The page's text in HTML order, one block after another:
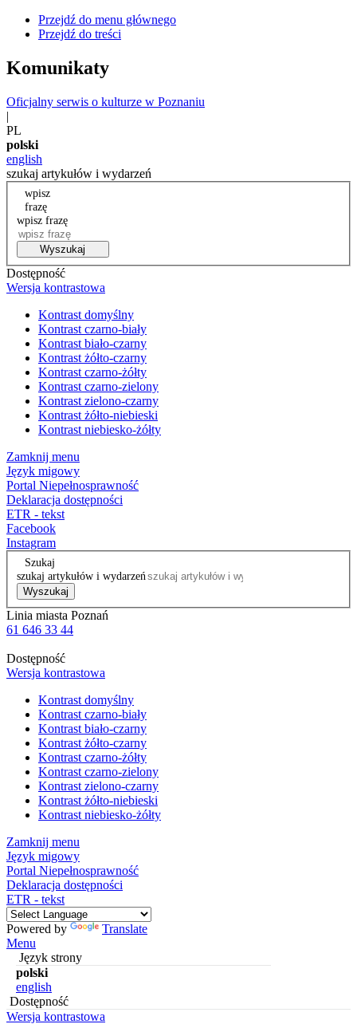
Przejdź do menu głównego
Przejdź do treści
Komunikaty
Oficjalny serwis o kulturze w Poznaniu
|
PL
polski
english
szukaj artykułów i wydarzeń
wpisz
frazę
wpisz frazę
Wyszukaj
Dostępność
Wersja kontrastowa
Kontrast domyślny
Kontrast czarno-biały
Kontrast biało-czarny
Kontrast żółto-czarny
Kontrast czarno-żółty
Kontrast czarno-zielony
Kontrast zielono-czarny
Kontrast żółto-niebieski
Kontrast niebiesko-żółty
Zamknij menu
Język migowy
Portal Niepełnosprawność
Deklaracja dostępności
ETR - tekst
Facebook
Instagram
Szukaj
szukaj artykułów i wydarzeń
Wyszukaj
Linia miasta Poznań
61 646 33 44
Dostępność
Wersja kontrastowa
Kontrast domyślny
Kontrast czarno-biały
Kontrast biało-czarny
Kontrast żółto-czarny
Kontrast czarno-żółty
Kontrast czarno-zielony
Kontrast zielono-czarny
Kontrast żółto-niebieski
Kontrast niebiesko-żółty
Zamknij menu
Język migowy
Portal Niepełnosprawność
Deklaracja dostępności
ETR - tekst
Powered by
Translate
Menu
Język strony
polski
english
Dostępność
Wersja kontrastowa